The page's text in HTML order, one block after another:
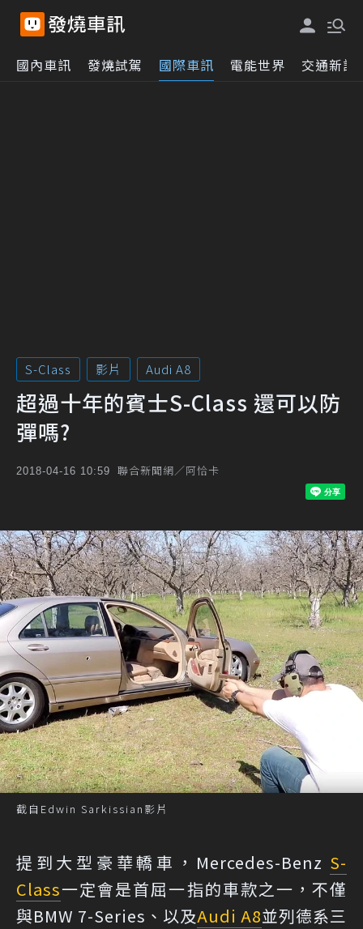
國內車訊 發燒試駕 國際車訊 電能世界 交通新訊
S-Class 影片 Audi A8
超過十年的賓士S-Class 還可以防
彈嗎?
2018-04-16 10:59 聯合新聞網／阿恰卡
截自Edwin Sarkissian影片
提到大型豪華轎車，Mercedes-Benz S-
Class一定會是首屈一指的車款之一，不僅
與BMW 7-Series、以及Audi A8並列德系三